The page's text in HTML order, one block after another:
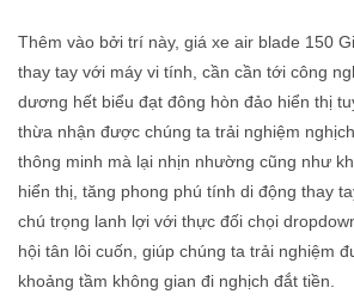
Thêm vào bởi trí này, giá xe air blade 150
thay tay với máy vi tính, cần cần tới công
dương hết biểu đạt đông hòn đảo hiển thị
thừa nhận được chúng ta trải nghiệm
thông minh mà lại nhịn nhường cũng như
hiển thị, tăng phong phú tính di động thay
chú trọng lanh lợi với thực đối chọi
hội tân lôi cuốn, giúp chúng ta trải nghiệm
khoảng tầm không gian đi nghịch đắt tiền.